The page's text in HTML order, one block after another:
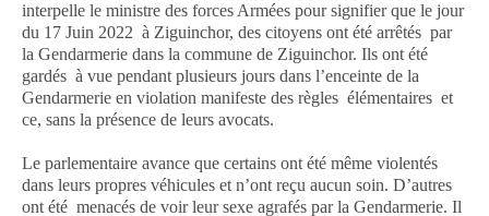
interpelle le ministre des forces Armées pour signifier que le jour
du 17 Juin 2022 à Ziguinchor, des citoyens ont été arrêtés par
la Gendarmerie dans la commune de Ziguinchor. Ils ont été
gardés à vue pendant plusieurs jours dans l’enceinte de la
Gendarmerie en violation manifeste des règles élémentaires et
ce, sans la présence de leurs avocats.
Le parlementaire avance que certains ont été même violentés
dans leurs propres véhicules et n’ont reçu aucun soin. D’autres
ont été menacés de voir leur sexe agrafés par la Gendarmerie. Il